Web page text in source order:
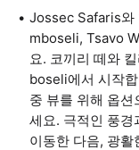
Jossec Safaris와
mboseli, Tsavo
요. 코끼리 떼와
boseli에서 시작
중 뷰를 위해 옵
세요. 극적인 풍
이동한 다음, 광